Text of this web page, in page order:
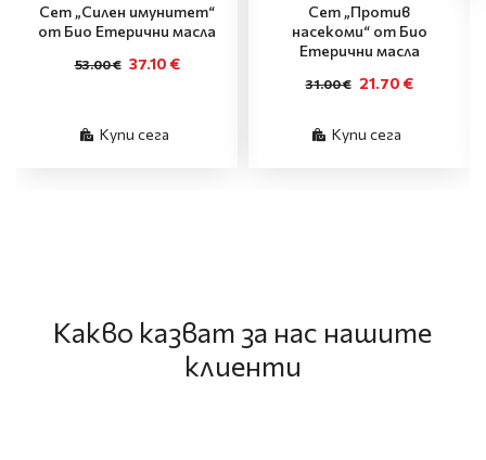
Сет „Силен имунитет“
от Био Етерични масла
37.10 €
53.00 €
Купи сега
Сет „Против
насекоми“ от Био
Етерични масла
21.70 €
31.00 €
Купи сега
Какво казват за нас нашите
клиенти